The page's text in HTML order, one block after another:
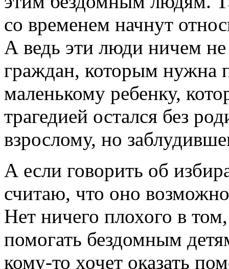
со временем начнут
А ведь эти люди ничем
граждан, которым нужна
маленькому ребенку,
трагедией остался без
взрослому, но
А если говорить об
считаю, что оно
Нет ничего плохого в
помогать бездомным
кому-то хочет оказать